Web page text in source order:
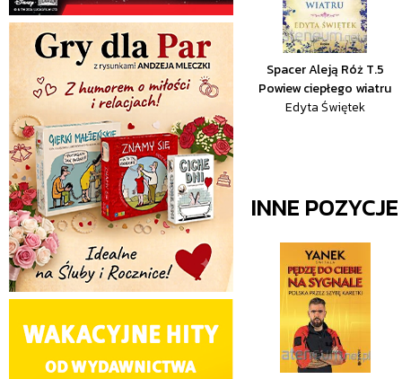
Spacer Aleją Róż T.5
Powiew ciepłego wiatru
Edyta Świętek
INNE